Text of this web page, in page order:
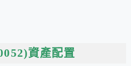
資產配置